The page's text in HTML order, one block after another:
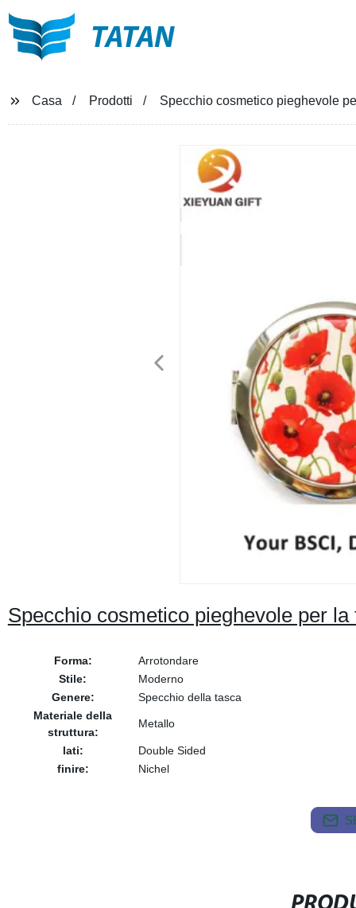
TATAN
Casa Prodotti Specchio cosmetico pieghevole
Specchio cosmetico pieghevole per
Forma:
Arrotondare
Stile:
Moderno
Genere:
Specchio della tasca
Materiale della
struttura:
Metallo
lati:
Double Sided
finire:
Nichel